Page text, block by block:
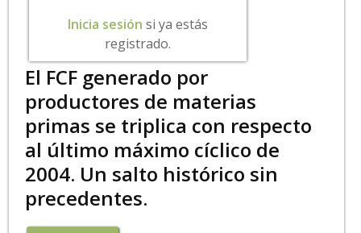
Inicia sesión si ya estás
registrado.
El FCF generado por
productores de materias
primas se triplica con respecto
al último máximo cíclico de
2004. Un salto histórico sin
precedentes.